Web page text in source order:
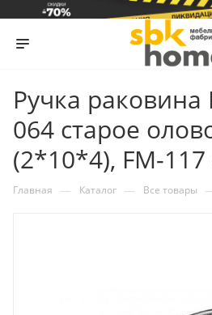
Ручка раковина
064 старое
(2*10*4), FM-117
Главная — Каталог — Все товары